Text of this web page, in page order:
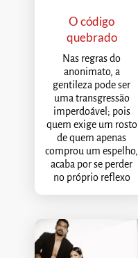
O código
quebrado
Nas regras do
anonimato, a
gentileza pode ser
uma transgressão
imperdoável; pois
quem exige um rosto
de quem apenas
comprou um espelho,
acaba por se perder
no próprio reflexo